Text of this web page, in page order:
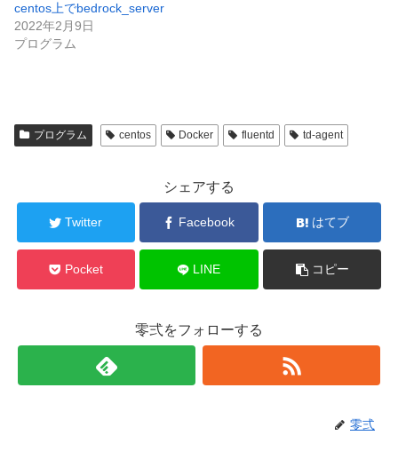
centos上でbedrock_server
2022年2月9日
プログラム
プログラム centos Docker fluentd td-agent
シェアする
Twitter Facebook はてブ
Pocket LINE コピー
零弍をフォローする
零弍